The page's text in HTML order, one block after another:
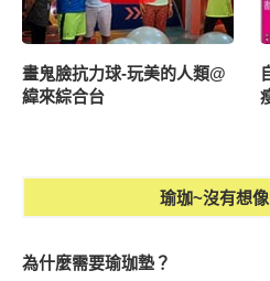
畫鬼臉抗力球-玩美的人類@
緯來綜合台
瑜珈~沒有想
為什麼需要瑜珈墊？